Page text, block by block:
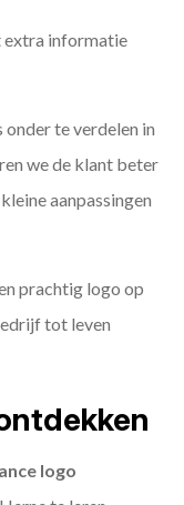
extra informatie
onder te verdelen in
we de klant beter
aanpassingen
prachtig logo op
tot leven
logo